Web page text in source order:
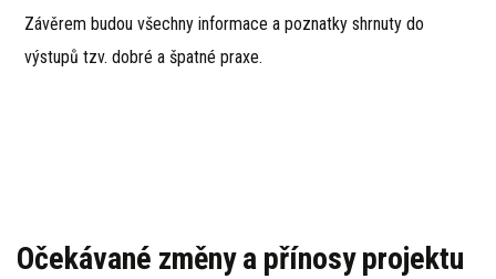
Závěrem budou všechny informace a poznatky shrnuty do
výstupů tzv. dobré a špatné praxe.
Očekávané změny a přínosy projektu